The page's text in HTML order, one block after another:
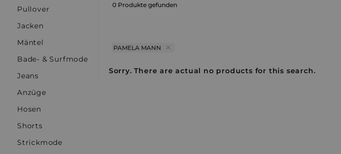
Pullover
Jacken
Mäntel
Bade- & Surfmode
Jeans
Anzüge
Hosen
Shorts
Strickmode
0 Produkte gefunden
PAMELA MANN
Sorry. There are actual no products for this search.